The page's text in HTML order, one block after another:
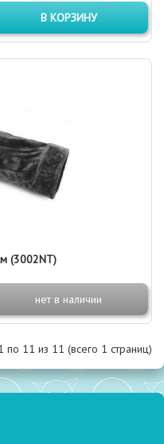
В КОРЗИНУ
(3002NT)
нет в наличии
по 11 из 11 (всего 1 страниц)